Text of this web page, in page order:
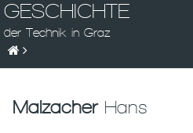
GESCHICHTE
der Technik in Graz
MalzacherHans